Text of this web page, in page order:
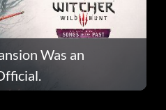
Was an